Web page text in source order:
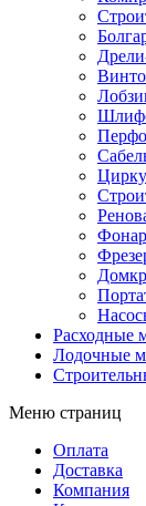
Расходные
Лодочные
Меню страниц
Оплата
Доставка
Компания